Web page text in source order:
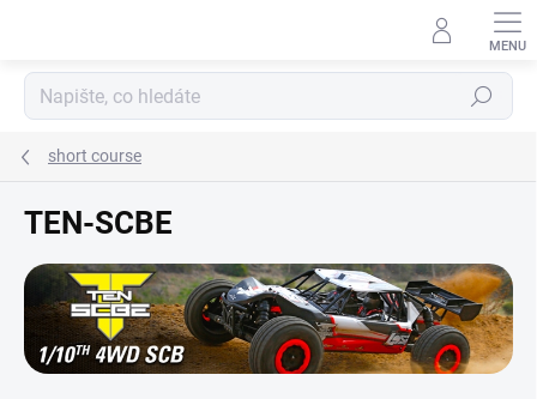
Hledat
short course
TEN-SCBE